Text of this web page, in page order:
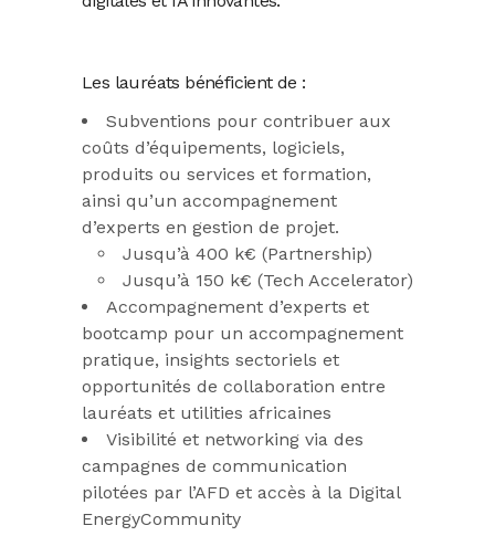
Les lauréats bénéficient de :
Subventions pour contribuer aux
coûts d’équipements, logiciels,
produits ou services et formation,
ainsi qu’un accompagnement
d’experts en gestion de projet.
Jusqu’à 400 k€ (Partnership)
Jusqu’à 150 k€ (Tech Accelerator)
Accompagnement d’experts et
bootcamp pour un accompagnement
pratique, insights sectoriels et
opportunités de collaboration entre
lauréats et utilities africaines
Visibilité et networking via des
campagnes de communication
pilotées par l’AFD et accès à la Digital
EnergyCommunity